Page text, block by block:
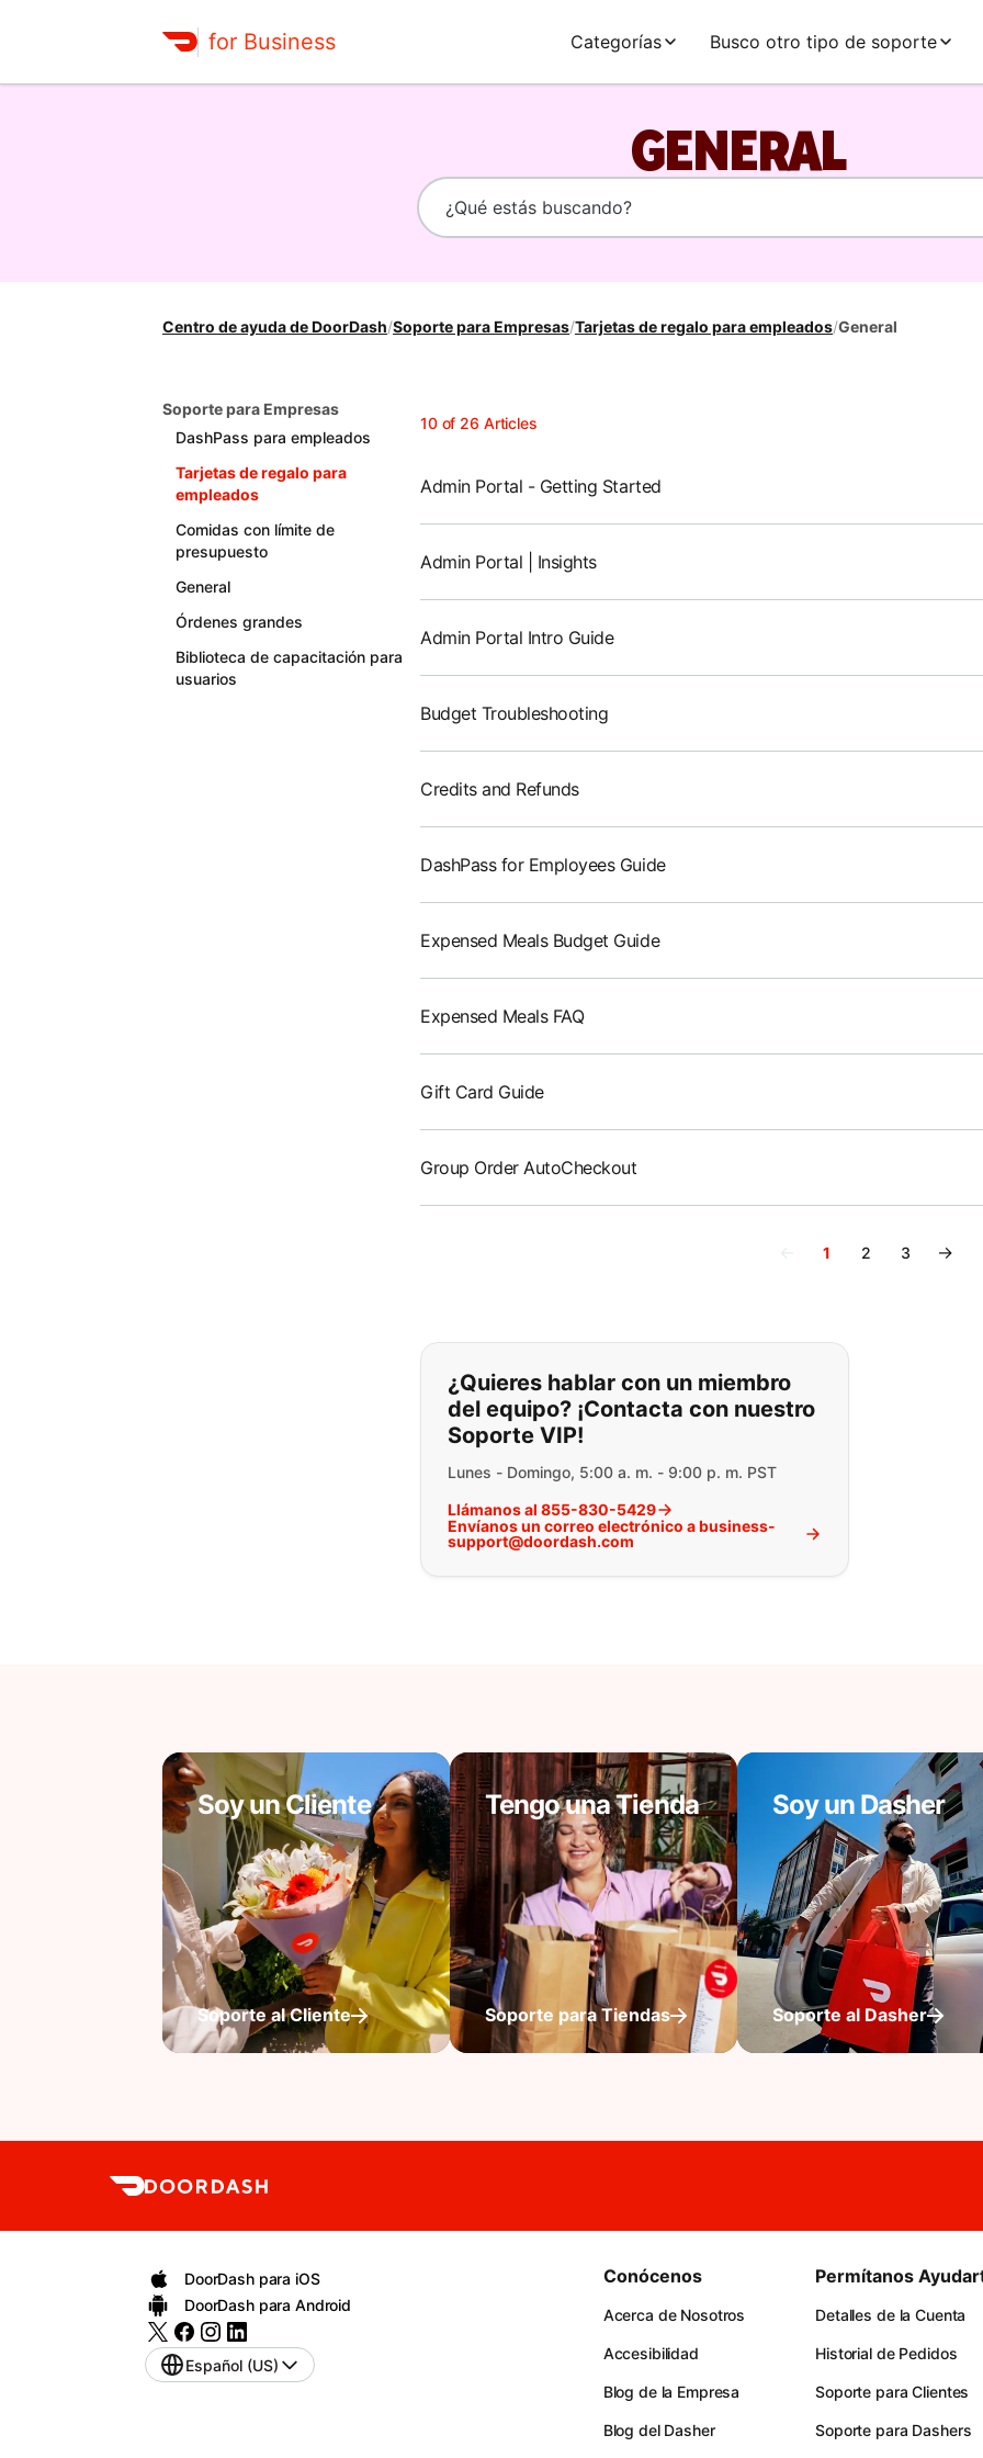
for Business Categorías Busco otro tipo de soporte
GENERAL
Centro de ayuda de DoorDash/Soporte para Empresas/Tarjetas de regalo para empleados/General
Soporte para Empresas
DashPass para empleados
Tarjetas de regalo para
empleados
Comidas con límite de
presupuesto
General
Órdenes grandes
Biblioteca de capacitación para
usuarios
10of 26 Articles
Admin Portal - Getting Started
Admin Portal | Insights
Admin Portal Intro Guide
Budget Troubleshooting
Credits and Refunds
DashPass for Employees Guide
Expensed Meals Budget Guide
Expensed Meals FAQ
Gift Card Guide
Group Order AutoCheckout
1 2 3 →
Si no puede encontrar lo que está
¿Quieres hablar con un miembro
del equipo? ¡Contacta con nuestro
Soporte VIP!
Lunes - Domingo, 5:00 a. m. - 9:00 p. m. PST
Llámanos al 855-830-5429
Envíanos un correo electrónico a business-
support@doordash.com
Soy un Cliente
Soporte al Cliente
Tengo una Tienda
Soporte para Tiendas
Soy un Dasher
Soporte al Dasher
DoorDash para iOS
DoorDash para Android
Español (US)
Conócenos
Acerca de Nosotros
Accesibilidad
Blog de la Empresa
Blog del Dasher
Permítanos
Detalles de la Cuenta
Historial de Pedidos
Soporte para Clientes
Soporte para Dashers